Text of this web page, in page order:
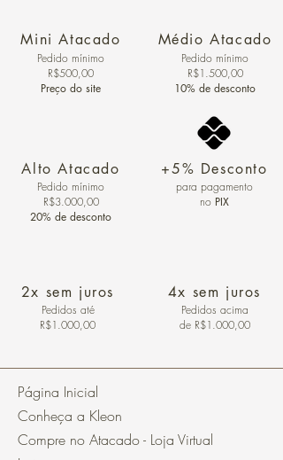
Mini Atacado
Pedido ​mínimo
R$500,00
Preço do site
Alto Atacado
Pedido mínimo
R$3.000,00
20% de desconto
2x sem juros
Pedidos até
R$1.000,00
Médio Atacado
Pedido mínimo
R$1.500,00
10% de desconto
+5% Desconto
para pagamento
no PIX
4x sem juros
Pedidos acima
de R$1.000,00
Página Inicial
Conheça a Kleon
Compre no Atacado - Loja Virtual